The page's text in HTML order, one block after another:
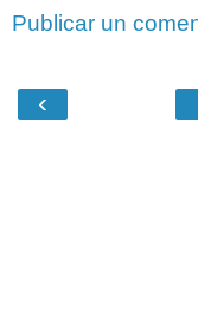
Publicar un
‹